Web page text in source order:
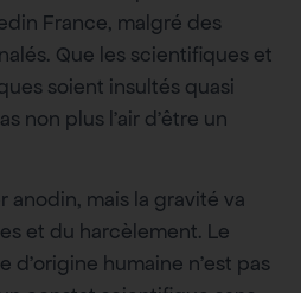
France, malgré des
Que les scientifiques et
soient insultés quasi
non plus l’air d’être un
anodin, mais la gravité va
et du harcèlement. Le
humaine n’est pas